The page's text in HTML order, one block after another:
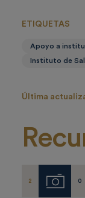
ETIQUETAS
Apoyo a
Instituto de
Última
2 0